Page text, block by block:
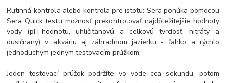
Rutinná kontrola alebo kontrola pre istotu: Sera ponúka pomocou
Sera Quick testu možnosť prekontrolovať najdôležitejšie hodnoty
vody (pH-hodnotu, uhličitanovú a celkovú tvrdosť, nitráty a
dusičnany) v akváriu aj záhradnom jazierku - ľahko a rýchlo
jednoduchým jedným testovacím prúžkom.
Jeden testovací prúžok podržíte vo vode cca sekundu, potom